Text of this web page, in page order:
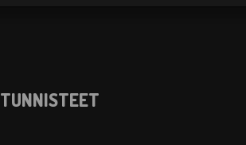
TUNNISTEET